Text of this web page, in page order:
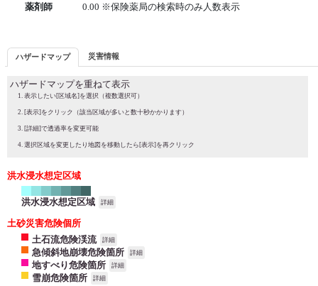
薬剤師 0.00 ※保険薬局の検索時のみ人数表示
ハザードマップ 災害情報
ハザードマップを重ねて表示
表示したい[区域名]を選択（複数選択可）
[表示]をクリック（該当区域が多いと数十秒かかります）
[詳細]で透過率を変更可能
選択区域を変更したり地図を移動したら[表示]を再クリック
洪水浸水想定区域
洪水浸水想定区域 詳細
土砂災害危険個所
土石流危険渓流
詳細
急傾斜地崩壊危険箇所 詳細
地すべり危険箇所 詳細
雪崩危険箇所 詳細